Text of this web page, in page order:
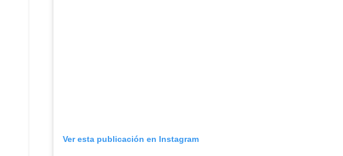
Ver esta publicación en Instagram